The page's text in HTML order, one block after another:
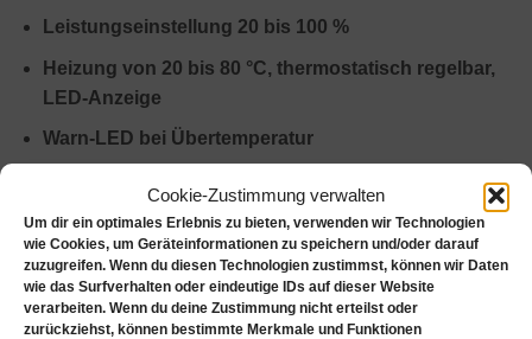
Cookie-Zustimmung verwalten
Um dir ein optimales Erlebnis zu bieten, verwenden wir Technologien
wie Cookies, um Geräteinformationen zu speichern und/oder darauf
zuzugreifen. Wenn du diesen Technologien zustimmst, können wir Daten
wie das Surfverhalten oder eindeutige IDs auf dieser Website
verarbeiten. Wenn du deine Zustimmung nicht erteilst oder
zurückziehst, können bestimmte Merkmale und Funktionen
Leistungseinstellung 20 bis 100 %
Heizung von 20 bis 80 °C, thermostatisch regelbar,
LED-Anzeige
Warn-LED bei Übertemperatur
Aufheizen zur Vermeidung von Siedeverzug,
abschaltbar
Timer mit Minutenvorwahl oder Dauerbetrieb
DEGAS – Schnellentgasungsfunktion